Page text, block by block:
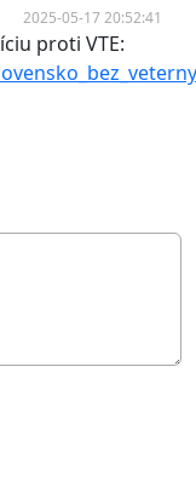
2025-05-17 20:52:41
proti VTE: